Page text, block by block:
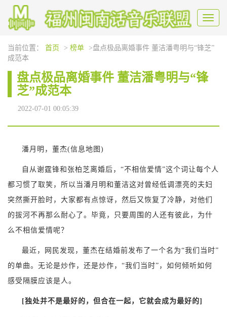
Toggle
当前位置： 首页 > 榜单
>盘点极品离婚事件 董洁潘粤明与“锋芝”
成范本
盘点极品离婚事件 董洁潘粤明与“锋
芝”成范本
2022-07-01 00:05:39
潘月明，董杰(信息地图)
自从谢霆锋和张柏芝离婚后，“不相信爱情”这个词让每个人
都习惯了取笑，所以当潘月明和董洁这对曾经低调漂亮的夫妇
突然撕开脸时，大家都有点惊讶，然后又恢复了冷静，对他们
的拔河不再那么耐心了。毕竟，只要周围的人还有彼此，为什
么不相信爱情呢？
最近，网民发现，董杰在结婚前发布了一个名为“我们当时”
的单曲。无论是炒作，还是炒作，“我们当时”，如何倾听如何
感受隔膜应该是人。
[独处并不是最好的，但合在一起，它就会成为最好的]